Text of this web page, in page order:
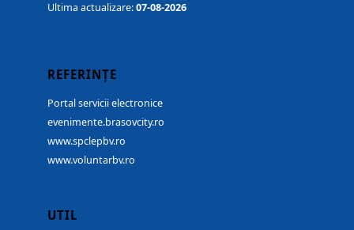
Ultima actualizare:07-08-2026
REFERINȚE
Portal servicii electronice
evenimente.brasovcity.ro
www.spclepbv.ro
www.voluntarbv.ro
UTIL